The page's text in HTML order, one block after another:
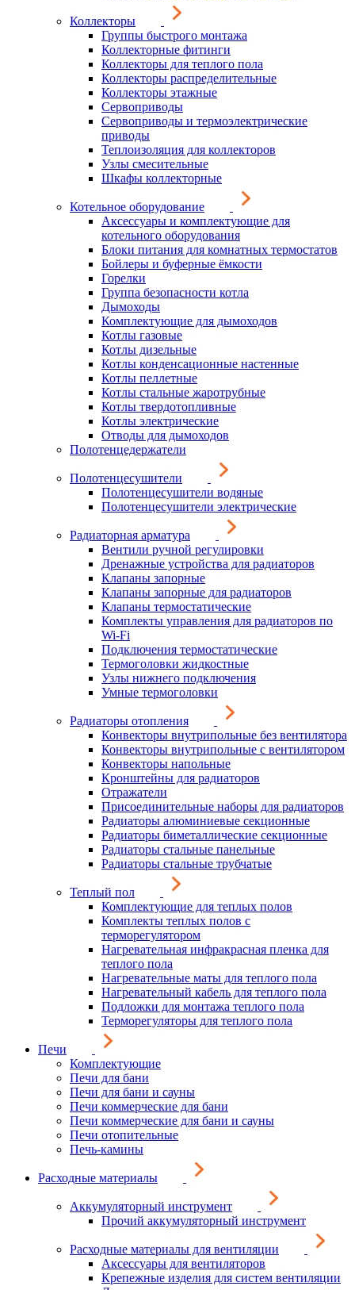
Коллекторы
Группы быстрого монтажа
Коллекторные фитинги
Коллекторы для теплого пола
Коллекторы распределительные
Коллекторы этажные
Сервоприводы
Сервоприводы и термоэлектрические
приводы
Теплоизоляция для коллекторов
Узлы смесительные
Шкафы коллекторные
Котельное оборудование
Аксессуары и комплектующие для
котельного оборудования
Блоки питания для комнатных термостатов
Бойлеры и буферные ёмкости
Горелки
Группа безопасности котла
Дымоходы
Комплектующие для дымоходов
Котлы газовые
Котлы дизельные
Котлы конденсационные настенные
Котлы пеллетные
Котлы стальные жаротрубные
Котлы твердотопливные
Котлы электрические
Отводы для дымоходов
Полотенцедержатели
Полотенцесушители
Полотенцесушители водяные
Полотенцесушители электрические
Радиаторная арматура
Вентили ручной регулировки
Дренажные устройства для радиаторов
Клапаны запорные
Клапаны запорные для радиаторов
Клапаны термостатические
Комплекты управления для радиаторов по
Wi-Fi
Подключения термостатические
Термоголовки жидкостные
Узлы нижнего подключения
Умные термоголовки
Радиаторы отопления
Конвекторы внутрипольные без вентилятора
Конвекторы внутрипольные с вентилятором
Конвекторы напольные
Кронштейны для радиаторов
Отражатели
Присоединительные наборы для радиаторов
Радиаторы алюминиевые секционные
Радиаторы биметаллические секционные
Радиаторы стальные панельные
Радиаторы стальные трубчатые
Теплый пол
Комплектующие для теплых полов
Комплекты теплых полов с
терморегулятором
Нагревательная инфракрасная пленка для
теплого пола
Нагревательные маты для теплого пола
Нагревательный кабель для теплого пола
Подложки для монтажа теплого пола
Терморегуляторы для теплого пола
Печи
Комплектующие
Печи для бани
Печи для бани и сауны
Печи коммерческие для бани
Печи коммерческие для бани и сауны
Печи отопительные
Печь-камины
Расходные материалы
Аккумуляторный инструмент
Прочий аккумуляторный инструмент
Расходные материалы для вентиляции
Аксессуары для вентиляторов
Крепежные изделия для систем вентиляции